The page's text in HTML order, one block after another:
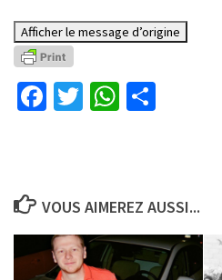
Afficher le message d’origine
Facebook
TwitterWhatsApp
VOUS AIMEREZ AUSSI...